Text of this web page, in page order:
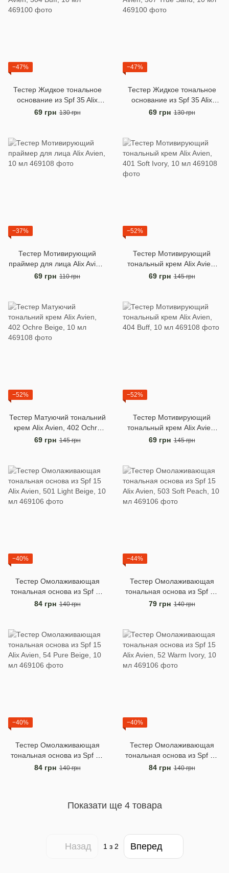
−47%
Тестер Жидкое тональное
основание из Spf 35 Alix
Avien, 304 Buff, 10 мл
69 грн 130 грн
−47%
Тестер Жидкое тональное
основание из Spf 35 Alix
Avien, 307 True Sand, 10 мл
69 грн 130 грн
−37%
Тестер Мотивирующий
праймер для лица Alix Avien,
10 мл
69 грн 110 грн
−52%
Тестер Мотивирующий
тональный крем Alix Avien,
401 Soft Ivory, 10 мл
69 грн 145 грн
−52%
Тестер Матуючий тональний
крем Alix Avien, 402 Ochre
Beige, 10 мл
69 грн 145 грн
−52%
Тестер Мотивирующий
тональный крем Alix Avien,
404 Buff, 10 мл
69 грн 145 грн
−40%
Тестер Омолаживающая
тональная основа из Spf 15
Alix Avien, 501 Light Beige, 10
84 грн 140 грн
−44%
Тестер Омолаживающая
тональная основа из Spf 15
Alix Avien, 503 Soft Peach, 10
79 грн 140 грн
−40%
Тестер Омолаживающая
тональная основа из Spf 15
Alix Avien, 54 Pure Beige, 10
84 грн 140 грн
−40%
Тестер Омолаживающая
тональная основа из Spf 15
Alix Avien, 52 Warm Ivory, 10
84 грн 140 грн
Показати ще 4 товара
Назад 1 з 2 Вперед